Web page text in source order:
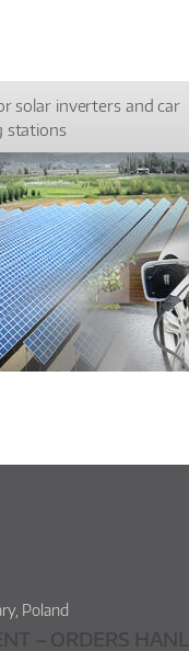
solar inverters and car
stations
, Poland